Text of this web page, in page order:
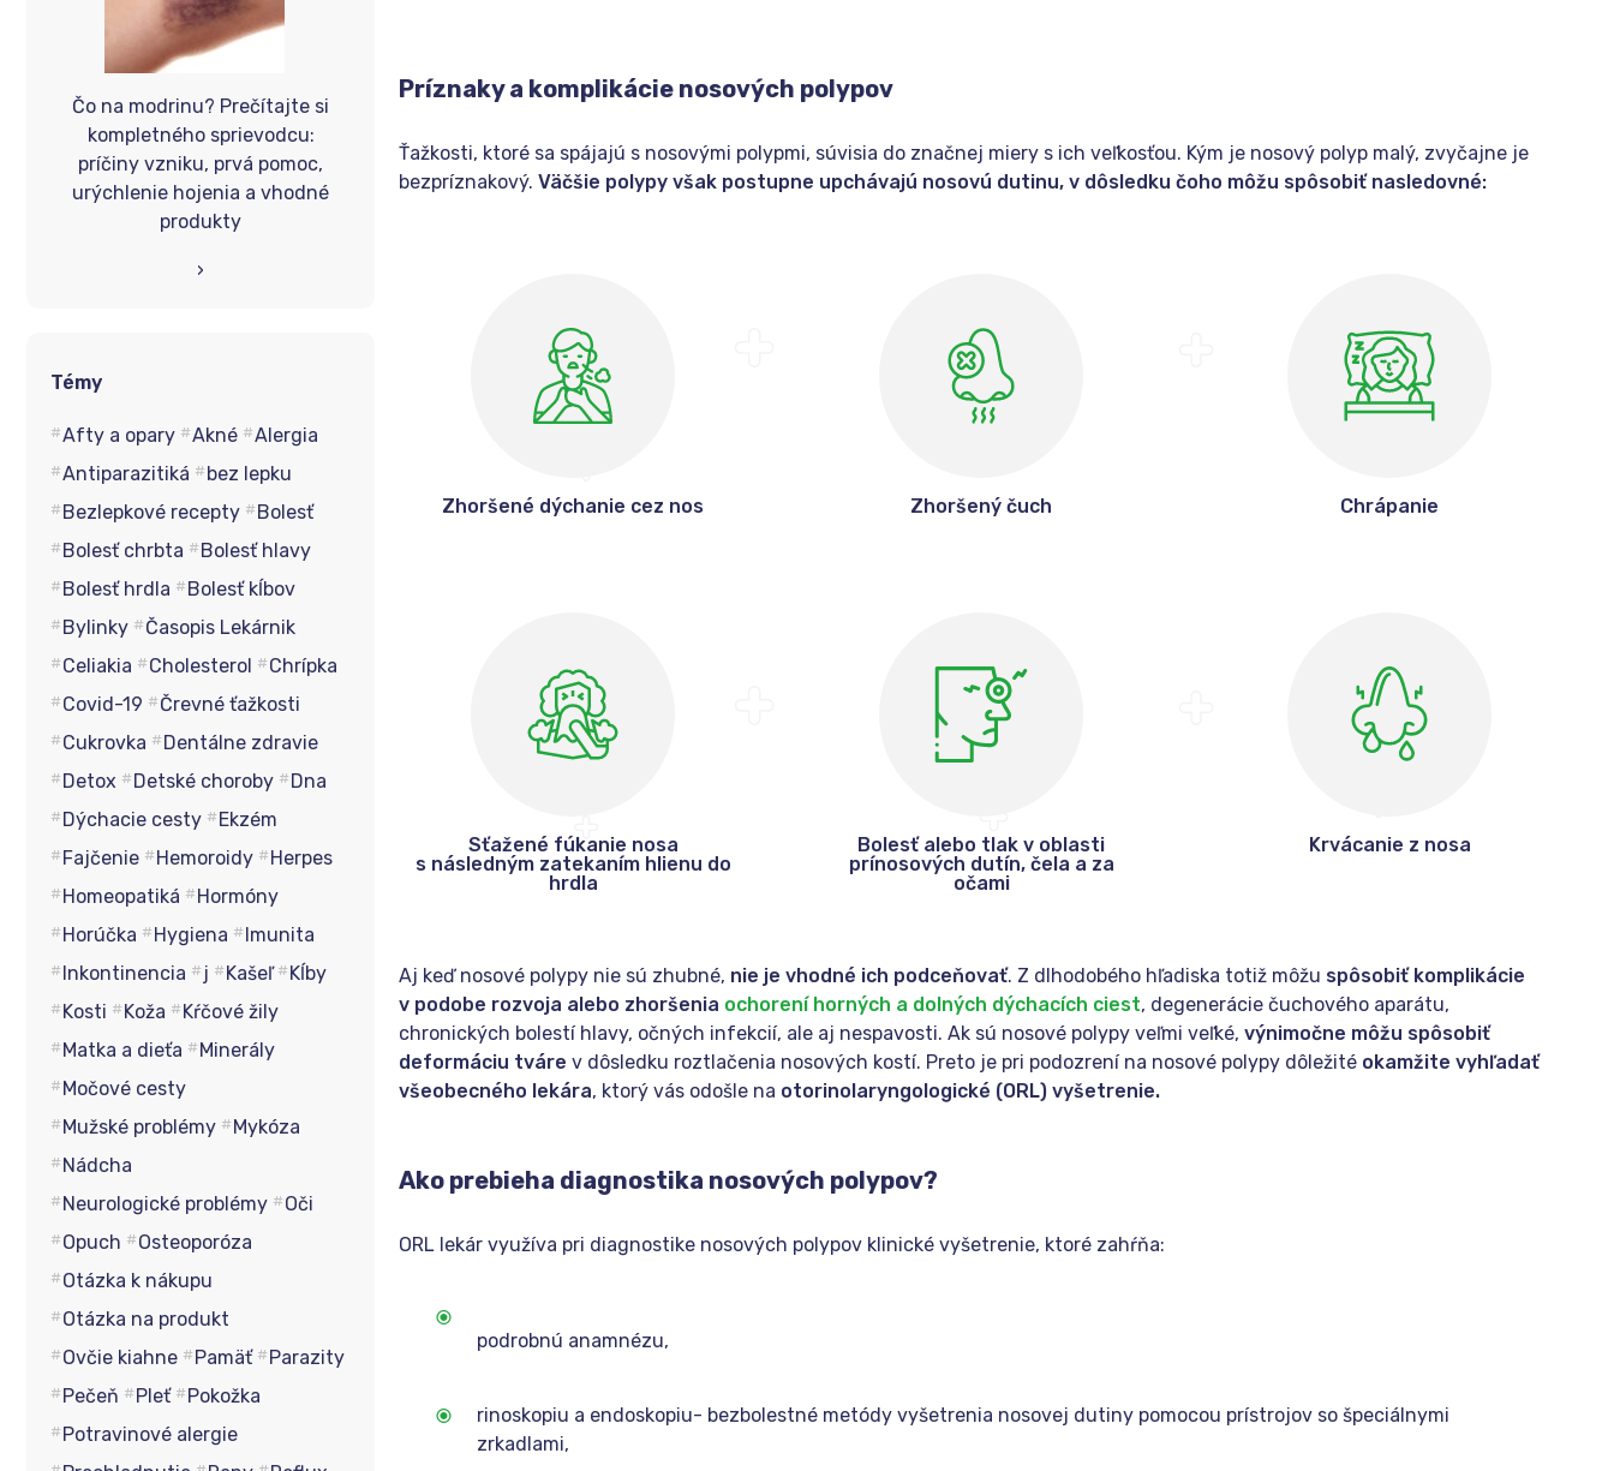
Príznaky a komplikácie nosových polypov
Ťažkosti, ktoré sa spájajú s nosovými polypmi, súvisia do značnej miery s ich veľkosťou. Kým je nosový polyp malý, zvyčajne je
bezpríznakový. Väčšie polypy však postupne upchávajú nosovú dutinu, v dôsledku čoho môžu spôsobiť nasledovné:
Zhoršené dýchanie cez nos Zhoršený čuch Chrápanie
Sťažené fúkanie nosa
s následným zatekaním hlienu do
hrdla
Bolesť alebo tlak v oblasti
prínosových dutín, čela a za
očami
Krvácanie z nosa
Aj keď nosové polypy nie sú zhubné, nie je vhodné ich podceňovať. Z dlhodobého hľadiska totiž môžu spôsobiť komplikácie
v podobe rozvoja alebo zhoršenia ochorení horných a dolných dýchacích ciest, degenerácie čuchového aparátu,
chronických bolestí hlavy, očných infekcií, ale aj nespavosti. Ak sú nosové polypy veľmi veľké, výnimočne môžu spôsobiť
deformáciu tváre v dôsledku roztlačenia nosových kostí. Preto je pri podozrení na nosové polypy dôležité okamžite vyhľadať
všeobecného lekára, ktorý vás odošle na otorinolaryngologické (ORL) vyšetrenie.
Ako prebieha diagnostika nosových polypov?
ORL lekár využíva pri diagnostike nosových polypov klinické vyšetrenie, ktoré zahŕňa:
podrobnú anamnézu,
rinoskopiu a endoskopiu- bezbolestné metódy vyšetrenia nosovej dutiny pomocou prístrojov so špeciálnymi
zrkadlami,
Čo na modrinu? Prečítajte si
kompletného sprievodcu:
príčiny vzniku, prvá pomoc,
urýchlenie hojenia a vhodné
produkty
›
Témy
Afty a opary Akné
Alergia
Antiparazitiká
bez lepku
Bezlepkové recepty
Bolesť
Bolesť chrbta
Bolesť hlavy
Bolesť hrdla
Bolesť kĺbov
Bylinky
Časopis Lekárnik
Celiakia
Cholesterol
Chrípka
Covid-19
Črevné ťažkosti
Cukrovka
Dentálne zdravie
Detox
Detské choroby
Dna
Dýchacie cesty
Ekzém
Fajčenie
Hemoroidy
Herpes
Homeopatiká
Hormóny
Horúčka
Hygiena
Imunita
Inkontinencia
j Kašeľ
Kĺby
Kosti
Koža
Kŕčové žily
Matka a dieťa
Minerály
Močové cesty
Mužské problémy
Mykóza
Nádcha
Neurologické problémy
Oči
Opuch
Osteoporóza
Otázka k nákupu
Otázka na produkt
Ovčie kiahne
Pamäť
Parazity
Pečeň
Pleť
Pokožka
Potravinové alergie